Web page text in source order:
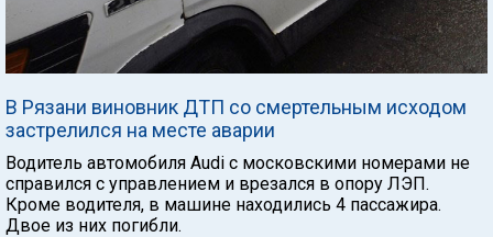
В Рязани виновник ДТП со смертельным исходом
застрелился на месте аварии
Водитель автомобиля Audi с московскими номерами не
справился с управлением и врезался в опору ЛЭП.
Кроме водителя, в машине находились 4 пассажира.
Двое из них погибли.